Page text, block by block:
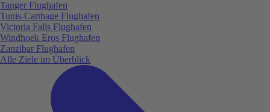
Tanger Flughafen
Tunis-Carthage Flughafen
Victoria Falls Flughafen
Windhoek Eros Flughafen
Zanzibar Flughafen
Alle Ziele im Überblick